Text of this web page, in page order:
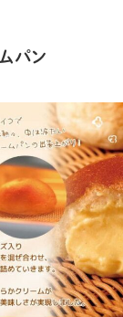
パン